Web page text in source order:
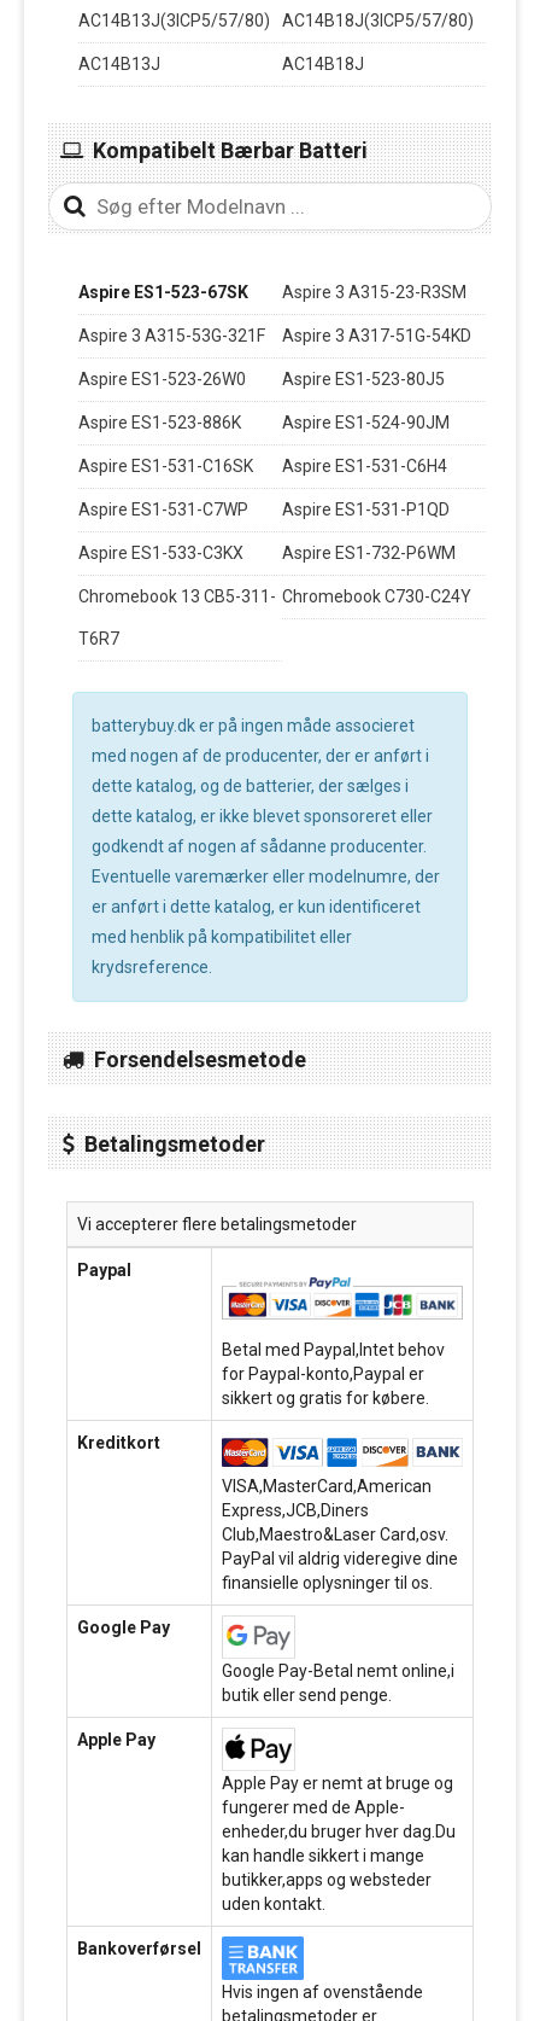
AC14B13J(3ICP5/57/80) AC14B18J(3ICP5/57/80)
AC14B13J AC14B18J
Kompatibelt Bærbar Batteri
Aspire ES1-523-67SK Aspire 3 A315-23-R3SM
Aspire 3 A315-53G-321F Aspire 3 A317-51G-54KD
Aspire ES1-523-26W0 Aspire ES1-523-80J5
Aspire ES1-523-886K Aspire ES1-524-90JM
Aspire ES1-531-C16SK Aspire ES1-531-C6H4
Aspire ES1-531-C7WP Aspire ES1-531-P1QD
Aspire ES1-533-C3KX Aspire ES1-732-P6WM
Chromebook 13 CB5-311-
T6R7
Chromebook C730-C24Y
batterybuy.dk er på ingen måde associeret
med nogen af de producenter, der er anført i
dette katalog, og de batterier, der sælges i
dette katalog, er ikke blevet sponsoreret eller
godkendt af nogen af sådanne producenter.
Eventuelle varemærker eller modelnumre, der
er anført i dette katalog, er kun identificeret
med henblik på kompatibilitet eller
krydsreference.
Forsendelsesmetode
Betalingsmetoder
Vi accepterer flere betalingsmetoder
Paypal
Betal med Paypal,Intet behov
for Paypal-konto,Paypal er
sikkert og gratis for købere.
Kreditkort
VISA,MasterCard,American
Express,JCB,Diners
Club,Maestro&Laser Card,osv.
PayPal vil aldrig videregive dine
finansielle oplysninger til os.
Google Pay
Google Pay-Betal nemt online,i
butik eller send penge.
Apple Pay
Apple Pay er nemt at bruge og
fungerer med de Apple-
enheder,du bruger hver dag.Du
kan handle sikkert i mange
butikker,apps og websteder
uden kontakt.
Bankoverførsel
Hvis ingen af ovenstående
betalingsmetoder er